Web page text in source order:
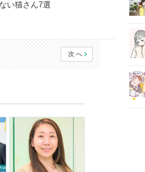
い猫さん7選
次へ